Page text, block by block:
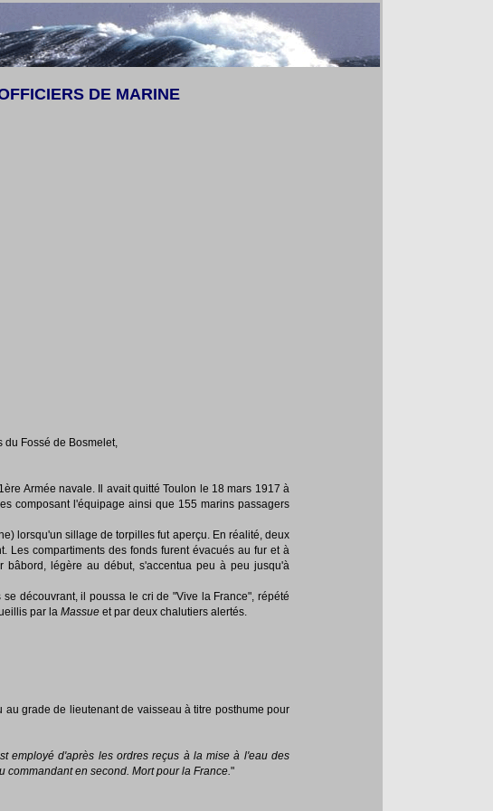
DE MARINE
du Fossé de Bosmelet,
Armée navale. Il avait quitté Toulon le 18 mars 1917 à
composant l'équipage ainsi que 155 marins passagers
lorsqu'un sillage de torpilles fut aperçu. En réalité, deux
Les compartiments des fonds furent évacués au fur et à
bâbord, légère au début, s'accentua peu à peu jusqu'à
découvrant, il poussa le cri de "Vive la France", répété
par la Massue et par deux chalutiers alertés.
grade de lieutenant de vaisseau à titre posthume pour
employé d'après les ordres reçus à la mise à l'eau des
commandant en second. Mort pour la France."